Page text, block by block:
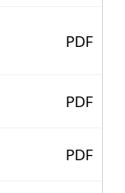
PDF
PDF
PDF